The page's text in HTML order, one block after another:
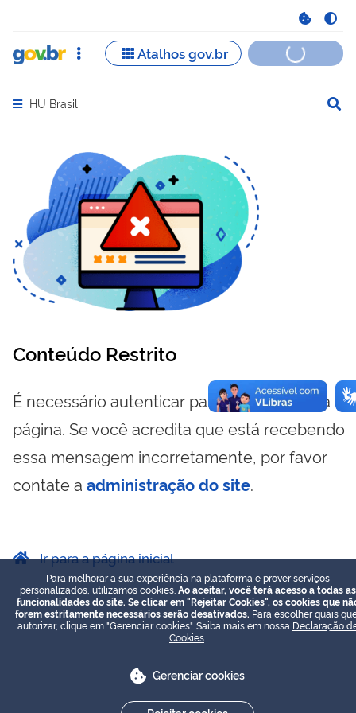
Abrir menu principal de navegação
HU Brasil
Conteúdo Restrito
É necessário autenticar para visualizar essa
página. Se você acredita que está recebendo
essa mensagem incorretamente, por favor
contate a administração do site.
Ir para a página inicial
Para melhorar a sua experiência na plataforma e prover serviços
personalizados, utilizamos cookies. Ao aceitar, você terá acesso a todas as
funcionalidades do site. Se clicar em "Rejeitar Cookies", os cookies que
forem estritamente necessários serão desativados. Para escolher quais
autorizar, clique em "Gerenciar cookies". Saiba mais em nossa Declaração
Cookies
Gerenciar cookies